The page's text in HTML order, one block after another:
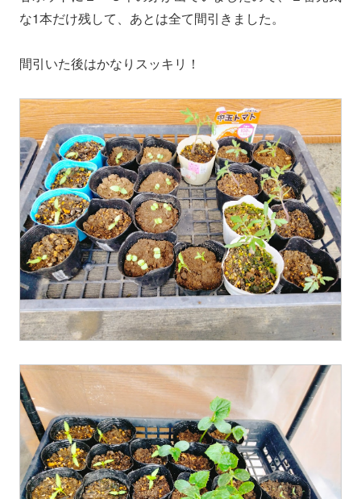
な1本だけ残して、あとは全て間引きました。
間引いた後はかなりスッキリ！